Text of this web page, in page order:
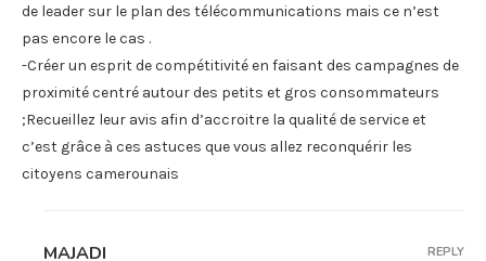
de leader sur le plan des télécommunications mais ce n’est
pas encore le cas .
-Créer un esprit de compétitivité en faisant des campagnes de
proximité centré autour des petits et gros consommateurs
;Recueillez leur avis afin d’accroitre la qualité de service et
c’est grâce à ces astuces que vous allez reconquérir les
citoyens camerounais
MAJADI REPLY